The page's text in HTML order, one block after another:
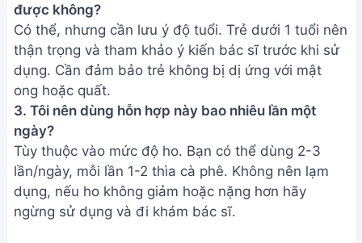
được không?
Có thể, nhưng cần lưu ý độ tuổi. Trẻ dưới 1 tuổi nên
thận trọng và tham khảo ý kiến bác sĩ trước khi sử
dụng. Cần đảm bảo trẻ không bị dị ứng với mật
ong hoặc quất.
3. Tôi nên dùng hỗn hợp này bao nhiêu lần một
ngày?
Tùy thuộc vào mức độ ho. Bạn có thể dùng 2-3
lần/ngày, mỗi lần 1-2 thìa cà phê. Không nên lạm
dụng, nếu ho không giảm hoặc nặng hơn hãy
ngừng sử dụng và đi khám bác sĩ.